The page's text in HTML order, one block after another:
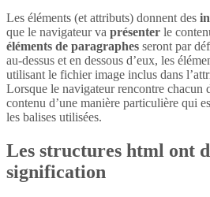
Les éléments (et attributs) donnent des
que le navigateur va présenter le
éléments de paragraphes seront par
au-dessus et en dessous d’eux, les
utilisant le fichier image inclus dans
Lorsque le navigateur rencontre chacun
contenu d’une manière particulière qui
les balises utilisées.
Les structures html ont
signification